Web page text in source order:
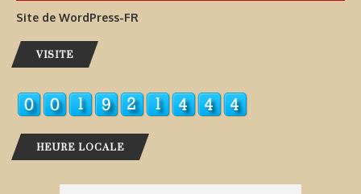
Site de WordPress-FR
VISITE
HEURE LOCALE